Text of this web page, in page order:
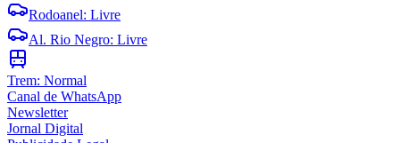
Rodoanel: Livre
Al. Rio Negro: Livre
Trem: Normal
Canal de WhatsApp
Newsletter
Jornal Digital